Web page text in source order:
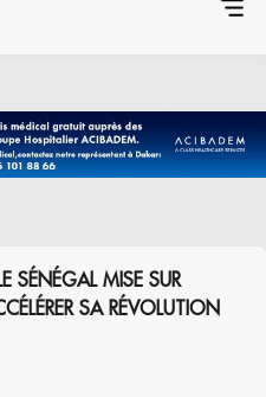
SÉNÉGAL MISE SUR
SA RÉVOLUTION